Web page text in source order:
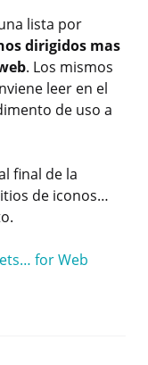
lista por
dirigidos mas
. Los mismos
leer en el
de uso a
final de la
de iconos…
for Web